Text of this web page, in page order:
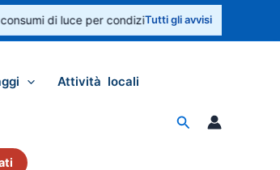
di luce per condizionatori e ventilatori.
Tutti gli avvisi
Attività locali
Cerca